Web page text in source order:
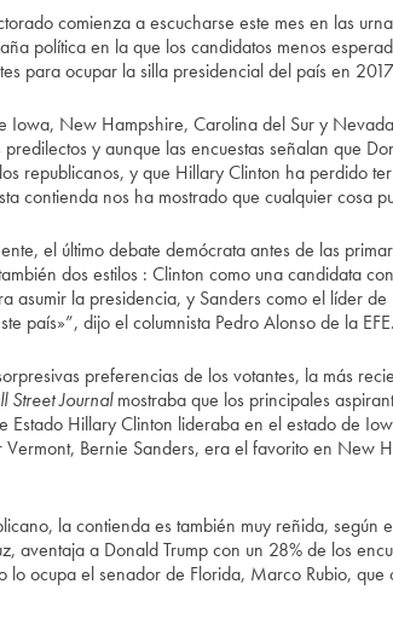
comienza a escucharse este mes en las
política en la que los candidatos menos
para ocupar la silla presidencial del país en
Iowa, New Hampshire, Carolina del Sur y
predilectos y aunque las encuestas señalan que
republicanos, y que Hillary Clinton ha perdido
contienda nos ha mostrado que cualquier cosa
el último debate demócrata antes de las
dos estilos : Clinton como una candidata
asumir la presidencia, y Sanders como el líder
país»”, dijo el columnista Pedro Alonso de la EFE.
preferencias de los votantes, la más
Street Journalmostraba que los principales
Estado Hillary Clinton lideraba en el estado de
Bernie Sanders, era el favorito en New
la contienda es también muy reñida, según
aventaja a Donald Trump con un 28% de los
lo ocupa el senador de Florida, Marco Rubio,